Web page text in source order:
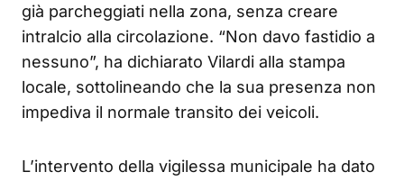
già parcheggiati nella zona, senza creare
intralcio alla circolazione. “Non davo fastidio a
nessuno”, ha dichiarato Vilardi alla stampa
locale, sottolineando che la sua presenza non
impediva il normale transito dei veicoli.
L’intervento della vigilessa municipale ha dato